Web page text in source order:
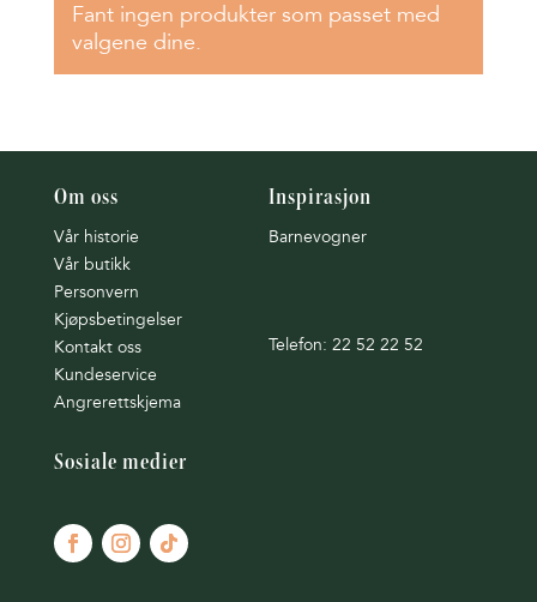
Fant ingen produkter som passet med
valgene dine.
Om oss
Vår historie
Vår butikk
Personvern
Kjøpsbetingelser
Kontakt oss
Kundeservice
Angrerettskjema
Inspirasjon
Barnevogner
Telefon: 22 52 22 52
Sosiale medier